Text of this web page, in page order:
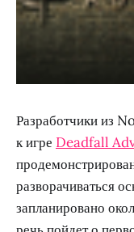
Разработчики из
к игре Deadfall
разворачиваться
запланировано